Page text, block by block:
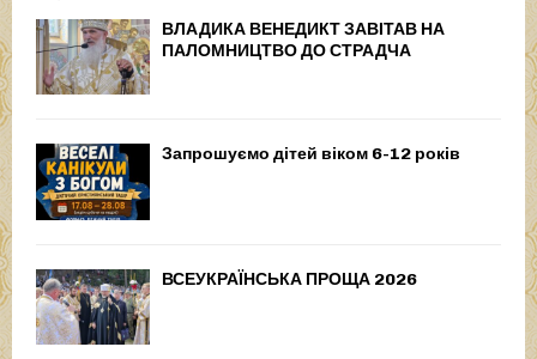
ВЛАДИКА ВЕНЕДИКТ ЗАВІТАВ НА
ПАЛОМНИЦТВО ДО СТРАДЧА
Запрошуємо дітей віком 6-12 років
ВСЕУКРАЇНСЬКА ПРОЩА 2026